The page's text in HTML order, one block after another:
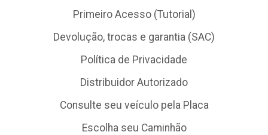
Primeiro Acesso (Tutorial)
Devolução, trocas e garantia (SAC)
Política de Privacidade
Distribuidor Autorizado
Consulte seu veículo pela Placa
Escolha seu Caminhão